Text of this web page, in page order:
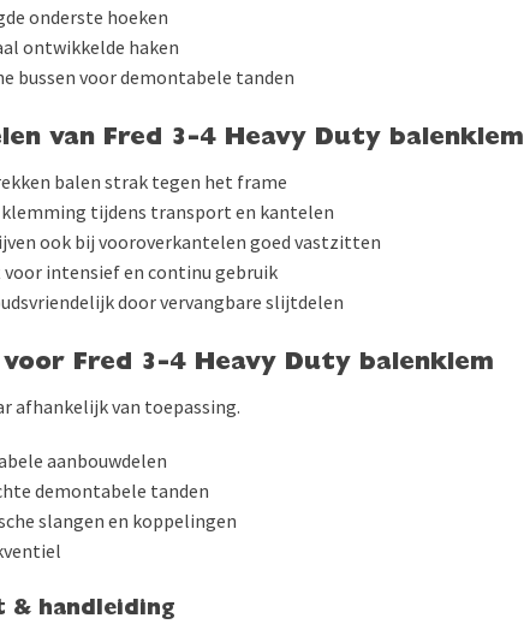
onderste hoeken
ontwikkelde haken
bussen voor demontabele tanden
van Fred 3-4 Heavy Duty balenklem
balen strak tegen het frame
tijdens transport en kantelen
ook bij vooroverkantelen goed vastzitten
voor intensief en continu gebruik
door vervangbare slijtdelen
Fred 3-4 Heavy Duty balenklem
afhankelijk van toepassing.
aanbouwdelen
demontabele tanden
slangen en koppelingen
& handleiding